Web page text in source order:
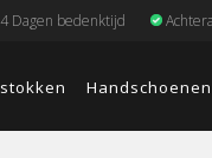
Dagen bedenktijd
Handschoenen